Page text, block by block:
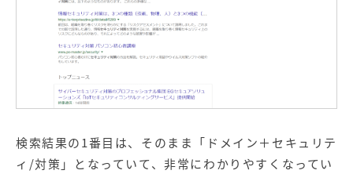
検索結果の1番目は、そのまま「ドメイン＋セキュリテ
ィ/対策」となっていて、非常にわかりやすくなってい